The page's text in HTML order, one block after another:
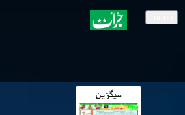
میگزین